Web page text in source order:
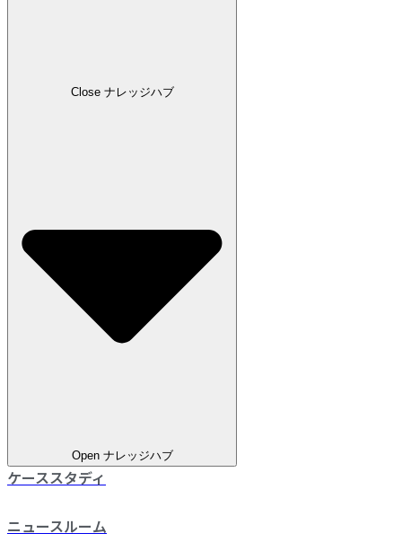
Close ナレッジハブ
Open ナレッジハブ
ケーススタディ
ニュースルーム